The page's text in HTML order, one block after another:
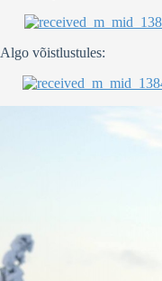
Algo võistlustules: